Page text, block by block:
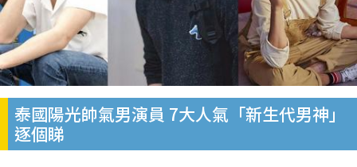
泰國陽光帥氣男演員 7大人氣「新生代男神」
逐個睇